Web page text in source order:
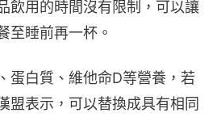
飲用的時間沒有限制，可以讓
至睡前再一杯。
蛋白質、維他命D等營養，若
盟表示，可以替換成具有相同